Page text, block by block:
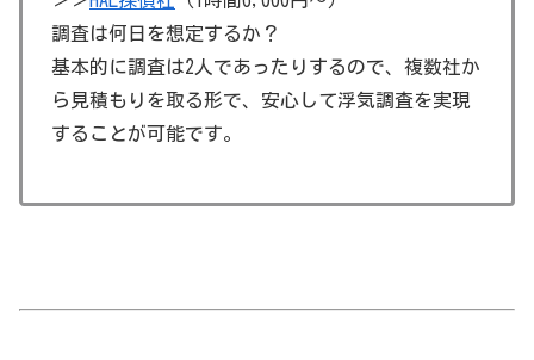
調査は何日を想定するか？
基本的に調査は2人であったりするので、複数社か
ら見積もりを取る形で、安心して浮気調査を実現
することが可能です。